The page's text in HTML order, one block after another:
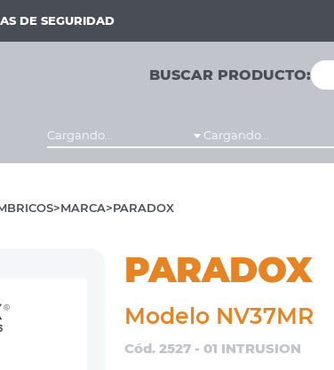
DE SEGURIDAD
BUSCAR PRODUCTO:
Cargando... Cargando...
MARCA PARADOX
PARADOX
Modelo NV37MR
Cód. 2527 - 01 INTRUSION